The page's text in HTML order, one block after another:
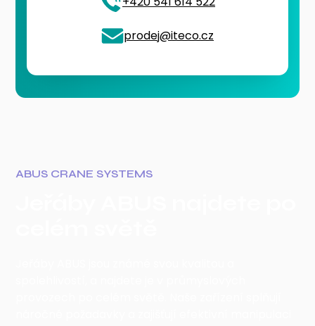
prodej@iteco.cz
ABUS CRANE SYSTEMS